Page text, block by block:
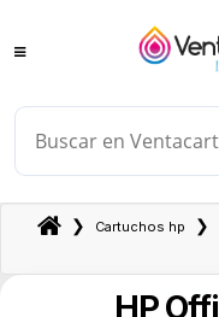
❯ Cartuchos hp ❯
HP